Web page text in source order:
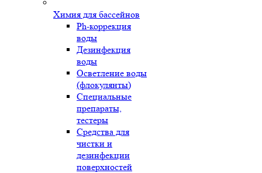
Химия для бассейнов
Ph-коррекция
воды
Дезинфекция
воды
Осветление воды
(флокулянты)
Специальные
препараты,
тестеры
Средства для
чистки и
дезинфекции
поверхностей